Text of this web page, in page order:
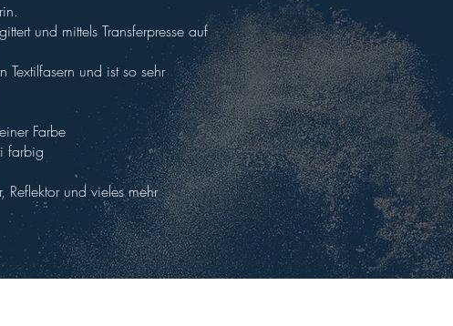
und mittels Transferpresse auf
und ist so sehr
Farbe
farbig
und vieles mehr